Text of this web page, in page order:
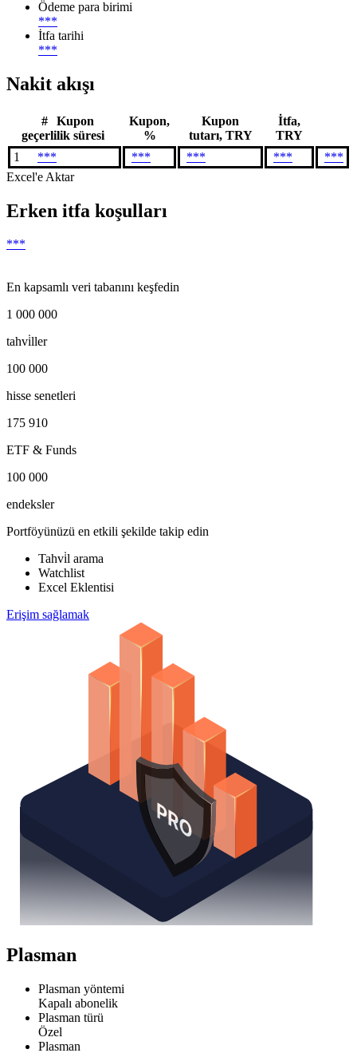
Ödeme para birimi
***
İtfa tarihi
***
Nakit akışı
#
Kupon
geçerlilik süresi
Kupon,
%
Kupon
tutarı, TRY
İtfa,
TRY
1
*** *** *** ***
***
Excel'e Aktar
Erken itfa koşulları
***
En kapsamlı veri tabanını keşfedin
1 000 000
tahvi̇ller
100 000
hisse senetleri
175 910
ETF & Funds
100 000
endeksler
Portföyünüzü en etkili şekilde takip edin
Tahvi̇l arama
Watchlist
Excel Eklentisi
Erişim sağlamak
Plasman
Plasman yöntemi
Kapalı abonelik
Plasman türü
Özel
Plasman